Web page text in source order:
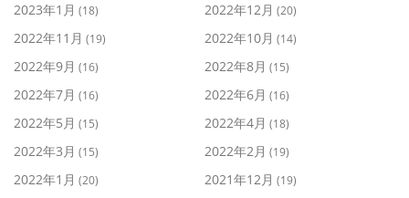
2023年1月 (18) 2022年12月 (20)
2022年11月 (19) 2022年10月 (14)
2022年9月 (16) 2022年8月 (15)
2022年7月 (16) 2022年6月 (16)
2022年5月 (15) 2022年4月 (18)
2022年3月 (15) 2022年2月 (19)
2022年1月 (20) 2021年12月 (19)